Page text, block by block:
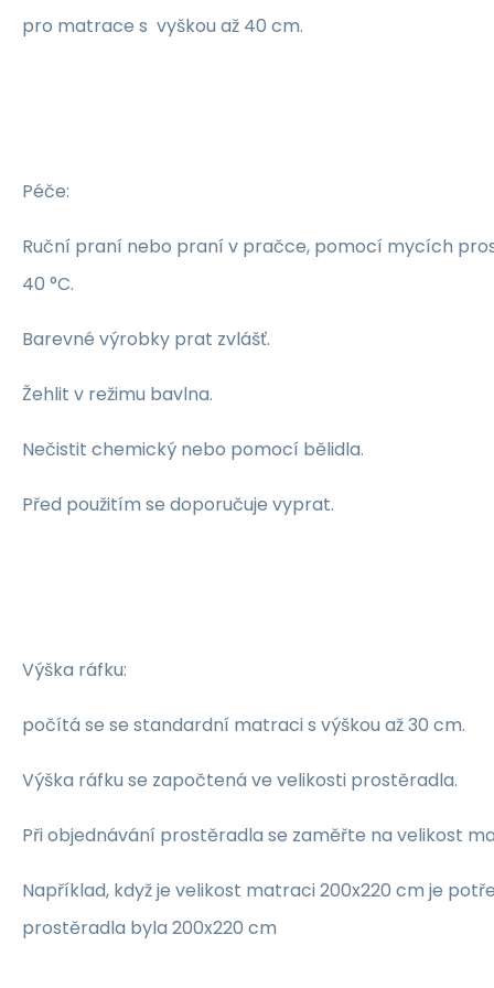
pro matrace s vyškou až 40 cm.
Péče:
Ruční praní nebo praní v pračce, pomocí mycích
40 °C.
Barevné výrobky prat zvlášť.
Žehlit v režimu bavlna.
Nečistit chemický nebo pomocí bělidla.
Před použitím se doporučuje vyprat.
Výška ráfku:
počítá se se standardní matraci s výškou až 30 cm.
Výška ráfku se započtená ve velikosti prostěradla.
Při objednávání prostěradla se zaměřte na velikost
Například, když je velikost matraci 200x220 cm je
prostěradla byla 200x220 cm